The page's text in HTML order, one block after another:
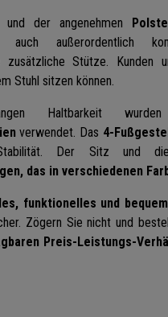
der angenehmen
außerordentlich
Stütze. Kunden
Stuhl sitzen können.
Haltbarkeit
verwendet. Das 4-
Der Sitz und
das in verschiedenen
funktionelles und
Zögern Sie nicht und
Preis-Leistungs-